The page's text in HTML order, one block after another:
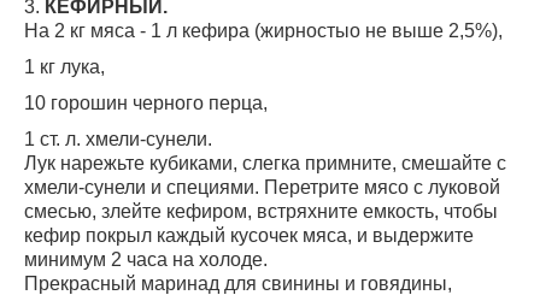
3. КЕФИРНЫЙ.
На 2 кг мяса - 1 л кефира (жирностыо не выше 2,5%),
1 кг лука,
10 горошин черного перца,
1 ст. л. хмели-сунели.
Лук нарежьте кубиками, слегка примните, смешайте с
хмели-сунели и специями. Перетрите мясо с луковой
смесью, злейте кефиром, встряхните емкость, чтобы
кефир покрыл каждый кусочек мяса, и выдержите
минимум 2 часа на холоде.
Прекрасный маринад для свинины и говядины,